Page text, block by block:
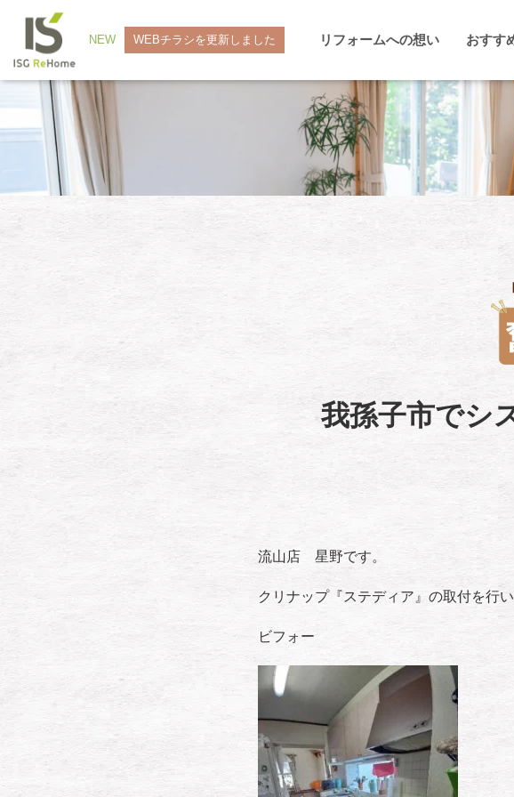
NEW WEBチラシを更新しました リフォームへの想い おすす
我孫子市でシ
流山店 星野です。
クリナップ『ステディア』の取付を行い
ビフォー